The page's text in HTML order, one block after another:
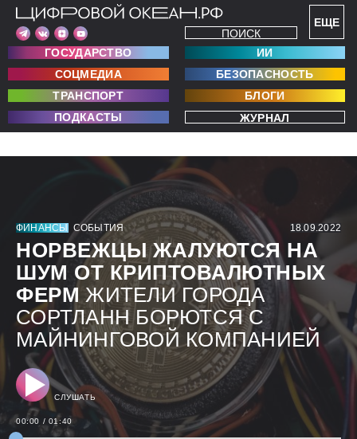
ЕЩЕ
ПОИСК
ГОСУДАРСТВО
ИИ
СОЦМЕДИА
БЕЗОПАСНОСТЬ
ТРАНСПОРТ
БЛОГИ
ПОДКАСТЫ
ЖУРНАЛ
ФИНАНСЫ СОБЫТИЯ 18.09.2022
НОРВЕЖЦЫ ЖАЛУЮТСЯ НА
ШУМ ОТ КРИПТОВАЛЮТНЫХ
ФЕРМ ЖИТЕЛИ ГОРОДА
СОРТЛАНН БОРЮТСЯ С
МАЙНИНГОВОЙ КОМПАНИЕЙ
СЛУШАТЬ
00:00 / 01:40